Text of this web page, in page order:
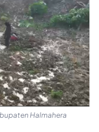
Halmahera